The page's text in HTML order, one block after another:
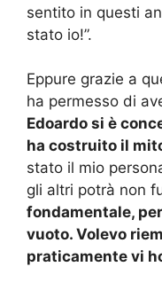
sentito in questi
stato io!”.
Eppure grazie a
ha permesso di
Edoardo si è
ha costruito il
stato il mio
gli altri potrà non
fondamentale,
vuoto. Volevo
praticamente vi